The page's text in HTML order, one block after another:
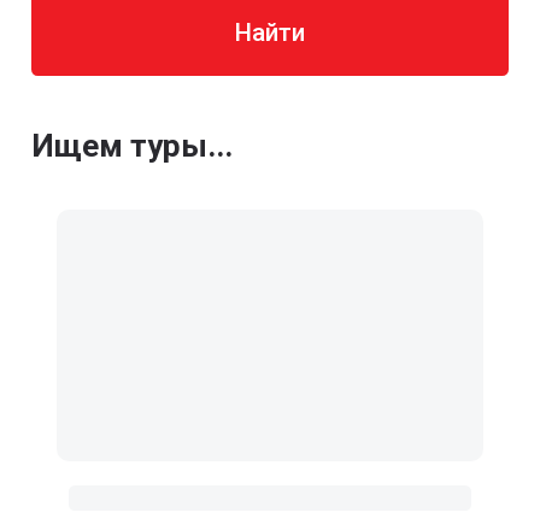
Найти
Ищем туры...